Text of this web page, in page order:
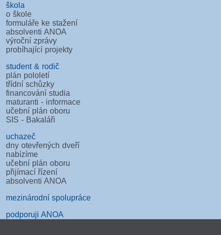
škola
o škole
formuláře ke stažení
absolventi ANOA
výroční zprávy
probíhající projekty
student & rodič
plán pololetí
třídní schůzky
financování studia
maturanti - informace
učební plán oboru
SIS - Bakaláři
uchazeč
dny otevřených dveří
nabízíme
učební plán oboru
přijímací řízení
absolventi ANOA
mezinárodní spolupráce
podporuji ANOA